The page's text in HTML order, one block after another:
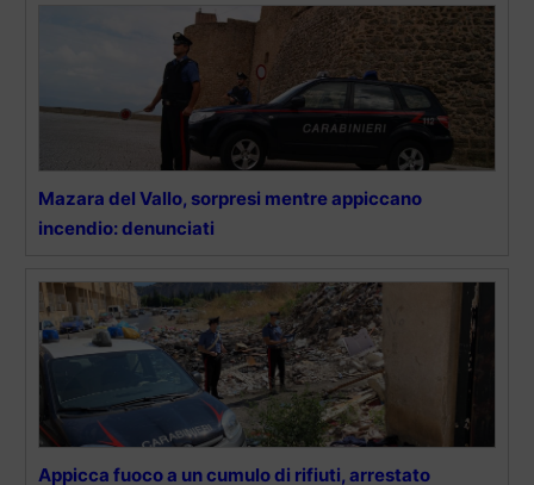
Mazara del Vallo, sorpresi mentre appiccano
incendio: denunciati
Appicca fuoco a un cumulo di rifiuti, arrestato